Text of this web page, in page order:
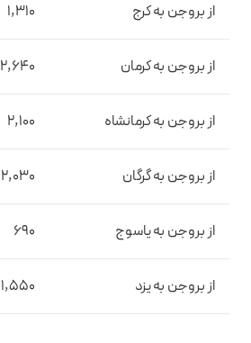
از بروجن به کرج 1,310
از بروجن به کرمان 2,640
از بروجن به کرمانشاه 2,100
از بروجن به گرگان 2,030
از بروجن به یاسوج 690
از بروجن به یزد 1,550